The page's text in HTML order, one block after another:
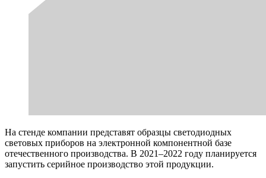
На стенде компании представят образцы светодиодных
световых приборов на электронной компонентной базе
отечественного производства. В 2021–2022 году планируется
запустить серийное производство этой продукции.